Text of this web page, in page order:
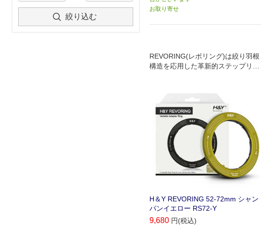
絞り込む
お取り寄せ
REVORING(レボリング)は絞り羽根
構造を応用した革新的ステップリン
H＆Y REVORING 52-72mm シャン
パンイエロー RS72-Y
9,680 円(税込)